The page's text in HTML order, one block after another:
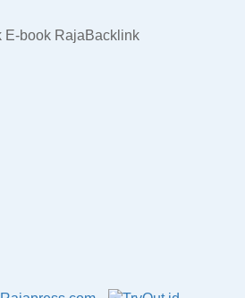
E-book RajaBacklink